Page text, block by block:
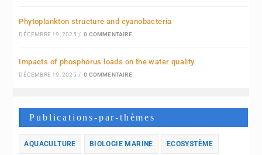
Phytoplankton structure and cyanobacteria
DÉCEMBRE 19, 2025 / 0 COMMENTAIRE
Impacts of phosphorus loads on the water quality
DÉCEMBRE 19, 2025 / 0 COMMENTAIRE
Publications-par-thèmes
AQUACULTURE BIOLOGIE MARINE ECOSYSTÈME